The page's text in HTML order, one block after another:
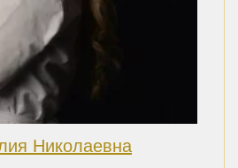
Николаевна